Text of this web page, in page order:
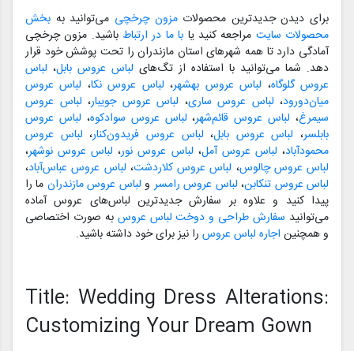
برای دیدن جدیدترین محصولاتمزون چرخچی می‌توانید به بخش
محصولات سایت مراجعه کنید یا با ما در ارتباط باشید. مزون چرخچی
آمادگی دارد تا همه شهرهای استان مازندران را تحت پوشش خود قرار
دهد. شما می‌توانید با استفاده از تگ‌های لباس عروس بابل، لباس
عروس گلوگاه، لباس عروس بهشهر، لباس عروس نکا، لباس عروس
میان‌دورود، لباس عروس ساری، لباس عروس جویبار، لباس عروس
سیمرغ، لباس عروس قائم‌شهر، لباس عروس سوادکوه، لباس عروس
بابلسر، لباس عروس بابل، لباس عروس فریدون‌کنار، لباس عروس
محمودآباد، لباس عروس آمل، لباس عروس نور، لباس عروس نوشهر،
لباس عروس چالوس، لباس عروس کلاردشت، لباس عروس عباس‌آباد،
لباس عروس تنکابن، لباس عروس رامسر و لباس عروس مازندران ما را
پیدا کنید و علاوه بر سفارش جدیدترین لباس‌های عروس آماده
می‌توانید سفارش طراحی و دوخت لباس عروس به صورت اختصاصی
و همچنین اجاره لباس عروس را نیز برای خود داشته باشید.
Title: Wedding Dress Alterations:
Customizing Your Dream Gown